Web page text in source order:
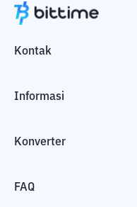
Kontak
Informasi
Konverter
FAQ